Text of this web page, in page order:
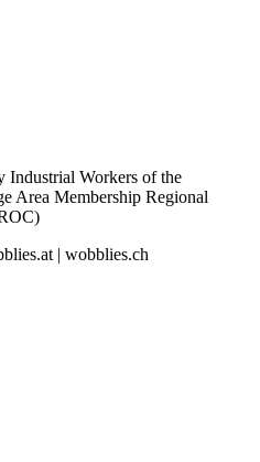
Industrial Workers of the
Area Membership Regional
| wobblies.ch